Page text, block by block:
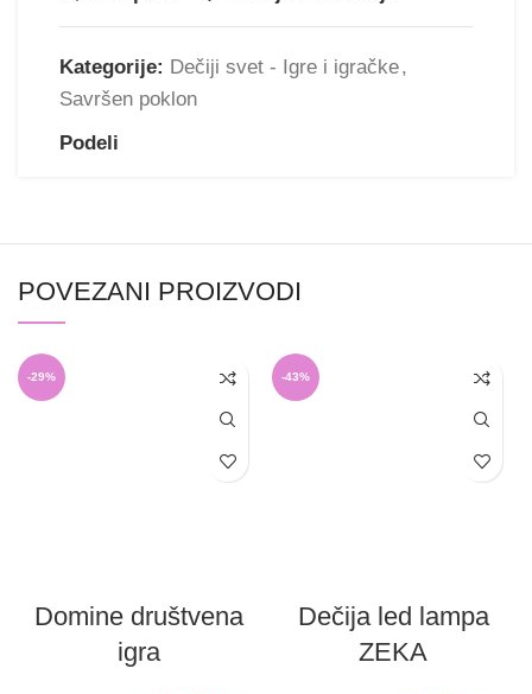
Kategorije: Dečiji svet - Igre i igračke,
Savršen poklon
Podeli
POVEZANI PROIZVODI
-29%
Domine društvena
igra
-43%
Dečija led lampa
ZEKA